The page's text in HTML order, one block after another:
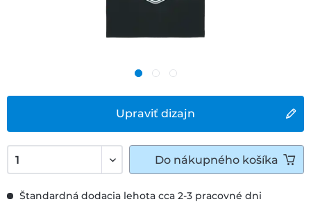
Upraviť dizajn
Štandardná dodacia lehota cca 2-3 pracovné dni
Do nákupného košíka